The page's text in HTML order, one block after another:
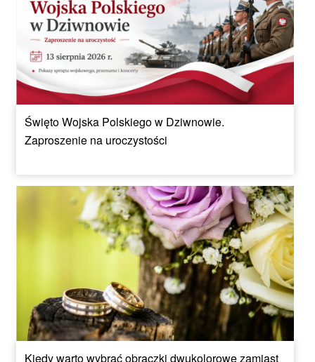
Święto Wojska Polskiego w Dziwnowie.
Zaproszenie na uroczystości
Kiedy warto wybrać obrączki dwukolorowe zamiast